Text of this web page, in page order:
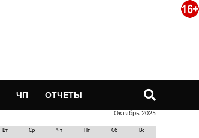
ЧП ОТЧЕТЫ
Октябрь 2025
Вт Ср Чт Пт Сб Вс